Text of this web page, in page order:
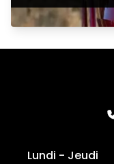
Lundi - Jeudi